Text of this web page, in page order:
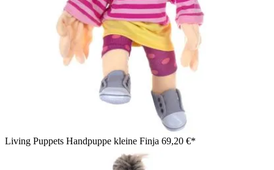
Living Puppets Handpuppe kleine Finja 69,20 €*